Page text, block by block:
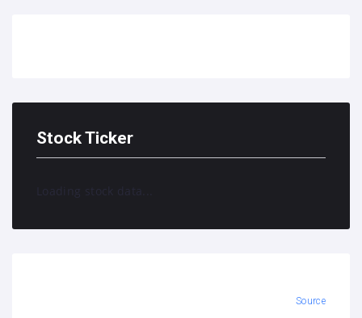
Stock Ticker
Loading stock data...
Source